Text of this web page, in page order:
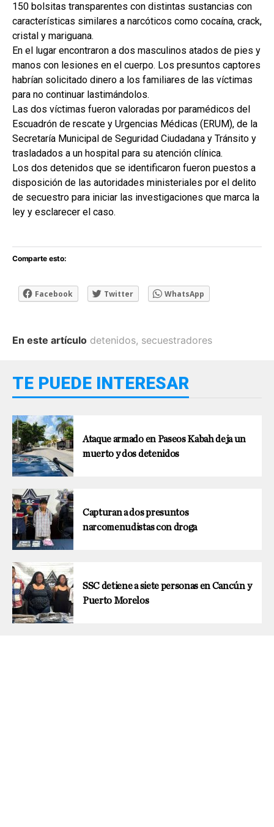
150 bolsitas transparentes con distintas sustancias con
características similares a narcóticos como cocaína, crack,
cristal y mariguana.
En el lugar encontraron a dos masculinos atados de pies y
manos con lesiones en el cuerpo. Los presuntos captores
habrían solicitado dinero a los familiares de las víctimas
para no continuar lastimándolos.
Las dos víctimas fueron valoradas por paramédicos del
Escuadrón de rescate y Urgencias Médicas (ERUM), de la
Secretaría Municipal de Seguridad Ciudadana y Tránsito y
trasladados a un hospital para su atención clínica.
Los dos detenidos que se identificaron fueron puestos a
disposición de las autoridades ministeriales por el delito
de secuestro para iniciar las investigaciones que marca la
ley y esclarecer el caso.
Comparte esto:
Facebook Twitter WhatsApp
En este artículo detenidos, secuestradores
TE PUEDE INTERESAR
Ataque armado en Paseos Kabah deja un
muerto y dos detenidos
Capturan a dos presuntos
narcomenudistas con droga
SSC detiene a siete personas en Cancún y
Puerto Morelos